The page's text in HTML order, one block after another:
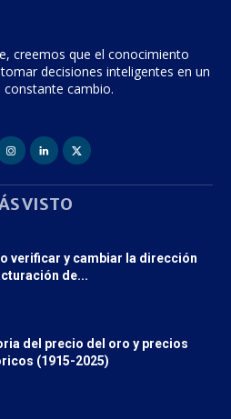
creemos que el conocimiento
decisiones inteligentes en un
constante cambio.
VISTO
verificar y cambiar la dirección
de...
del precio del oro y precios
(1915-2025)